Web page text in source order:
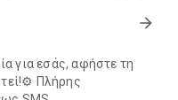
arrow_forward
για εσάς, αφήστε τη
Πλήρης